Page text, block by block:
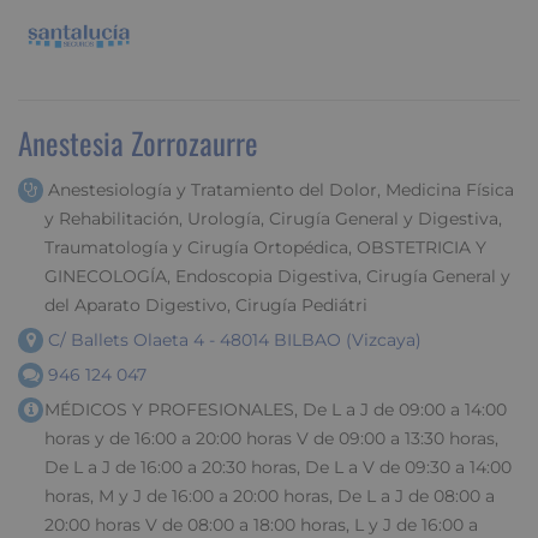
Anestesia Zorrozaurre
Anestesiología y Tratamiento del Dolor, Medicina Física
y Rehabilitación, Urología, Cirugía General y Digestiva,
Traumatología y Cirugía Ortopédica, OBSTETRICIA Y
GINECOLOGÍA, Endoscopia Digestiva, Cirugía General y
del Aparato Digestivo, Cirugía Pediátri
C/ Ballets Olaeta 4 - 48014 BILBAO (Vizcaya)
946 124 047
MÉDICOS Y PROFESIONALES, De L a J de 09:00 a 14:00
horas y de 16:00 a 20:00 horas V de 09:00 a 13:30 horas,
De L a J de 16:00 a 20:30 horas, De L a V de 09:30 a 14:00
horas, M y J de 16:00 a 20:00 horas, De L a J de 08:00 a
20:00 horas V de 08:00 a 18:00 horas, L y J de 16:00 a